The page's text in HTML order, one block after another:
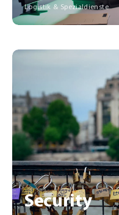
Logistik & Spezialdienste
Security